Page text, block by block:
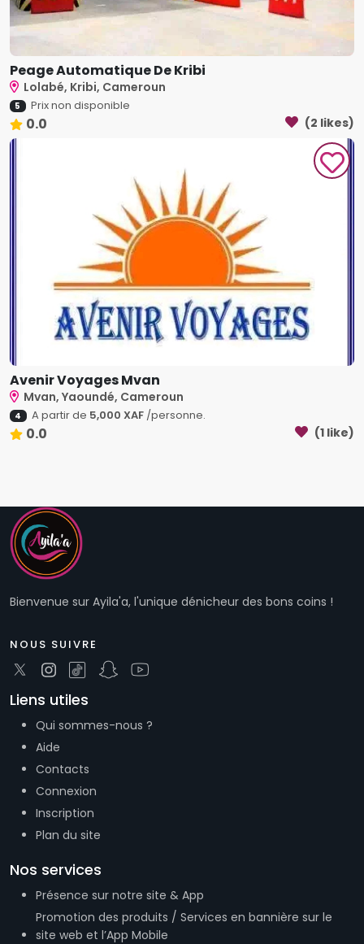
Peage Automatique De Kribi
Lolabé, Kribi, Cameroun
5 Prix non disponible
0.0 (2 likes)
Avenir Voyages Mvan
Mvan, Yaoundé, Cameroun
4 A partir de 5,000 XAF/personne.
0.0 (1 like)
Bienvenue sur Ayila'a, l'unique dénicheur des bons coins !
NOUS SUIVRE
Liens utiles
Qui sommes-nous ?
Aide
Contacts
Connexion
Inscription
Plan du site
Nos services
Présence sur notre site & App
Promotion des produits / Services en bannière sur le
site web et l’App Mobile